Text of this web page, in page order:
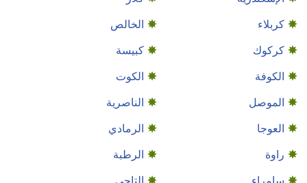
كربلاء
الخالص
كركوك
كبيسة
الكوفة
الكوت
الموصل
الناصرية
العوجا
الرمادي
راوة
الرطبة